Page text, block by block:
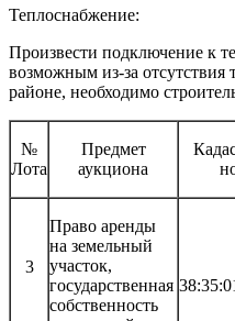
Теплоснабжение:
Произвести подключение к
возможным из-за отсутствия
районе, необходимо
№
Лота
Предмет
аукциона
3
Право аренды
на земельный
участок,
государственная
собственность